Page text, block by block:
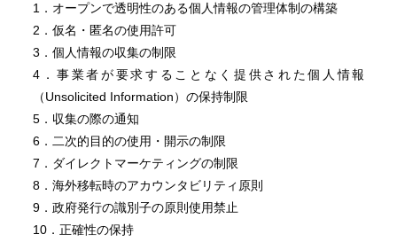
1．オープンで透明性のある個人情報の管理体制の構築
2．仮名・匿名の使用許可
3．個人情報の収集の制限
4．事業者が要求することなく提供された個人情報
（Unsolicited Information）の保持制限
5．収集の際の通知
6．二次的目的の使用・開示の制限
7．ダイレクトマーケティングの制限
8．海外移転時のアカウンタビリティ原則
9．政府発行の識別子の原則使用禁止
10．正確性の保持